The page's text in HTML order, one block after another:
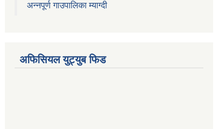
अन्नपूर्ण गाउपालिका म्याग्दी
अफिसियल युट्युब फिड